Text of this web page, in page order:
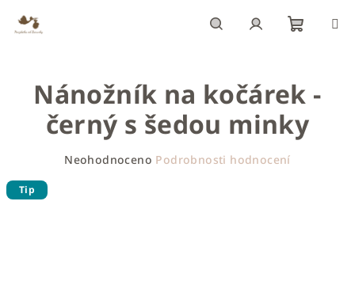
obsah
košík
Nánožník na kočárek -
černý s šedou minky
produktu
Neohodnoceno Podrobnosti hodnocení
Tip